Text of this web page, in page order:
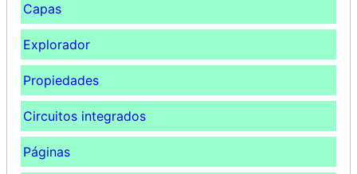
Capas
Explorador
Propiedades
Circuitos integrados
Páginas